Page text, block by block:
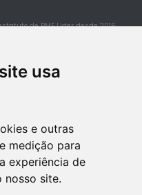
usa
e outras
medição para
experiência de
nosso site.
de PME Lider desde 2016